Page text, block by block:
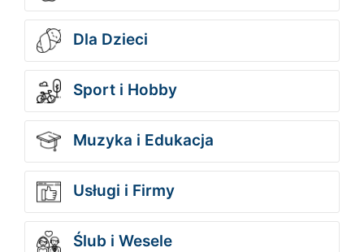
Dla Dzieci
Sport i Hobby
Muzyka i Edukacja
Usługi i Firmy
Ślub i Wesele